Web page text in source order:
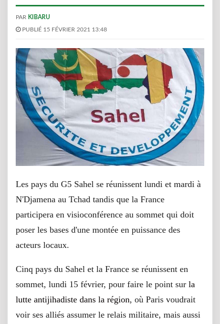
PAR KIBARU
PUBLIÉ 15 FÉVRIER 2021 13:48
Les pays du G5 Sahel se réunissent lundi et mardi à
N'Djamena au Tchad tandis que la France
participera en visioconférence au sommet qui doit
poser les bases d'une montée en puissance des
acteurs locaux.
Cinq pays du Sahel et la France se réunissent en
sommet, lundi 15 février, pour faire le point sur la
lutte antijihadiste dans la région, où Paris voudrait
voir ses alliés assumer le relais militaire, mais aussi